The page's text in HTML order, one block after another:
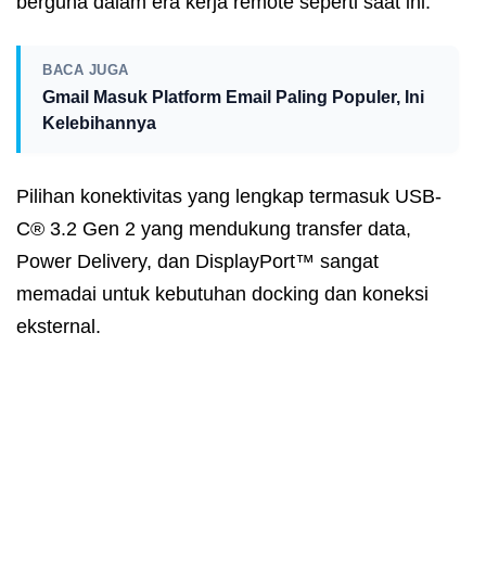
BACA JUGA
Gmail Masuk Platform Email Paling Populer, Ini
Kelebihannya
Pilihan konektivitas yang lengkap termasuk USB-
C® 3.2 Gen 2 yang mendukung transfer data,
Power Delivery, dan DisplayPort™ sangat
memadai untuk kebutuhan docking dan koneksi
eksternal.